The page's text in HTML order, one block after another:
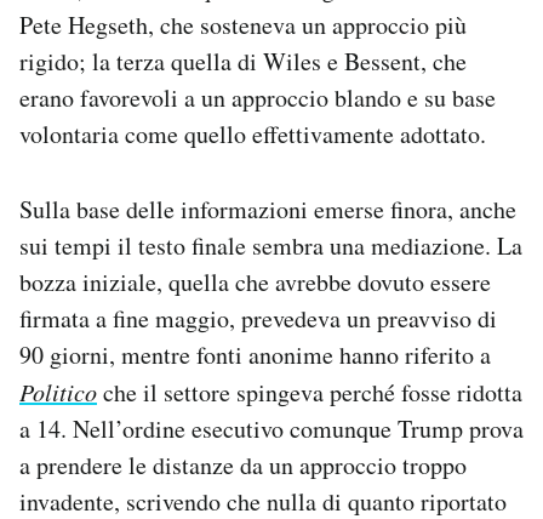
Pete Hegseth, che sosteneva un approccio più
rigido; la terza quella di Wiles e Bessent, che
erano favorevoli a un approccio blando e su base
volontaria come quello effettivamente adottato.
Sulla base delle informazioni emerse finora, anche
sui tempi il testo finale sembra una mediazione. La
bozza iniziale, quella che avrebbe dovuto essere
firmata a fine maggio, prevedeva un preavviso di
90 giorni, mentre fonti anonime hanno riferito a
Politicoche il settore spingeva perché fosse ridotta
a 14. Nell’ordine esecutivo comunque Trump prova
a prendere le distanze da un approccio troppo
invadente, scrivendo che nulla di quanto riportato